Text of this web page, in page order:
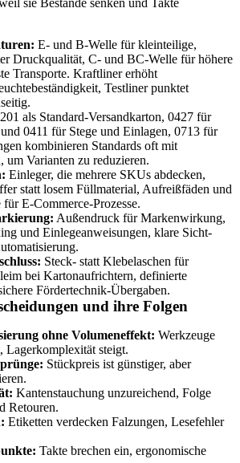
E- und B-Welle für kleinteilige,
Druckqualität, C- und BC-Welle für höhere
Transporte. Kraftliner erhöht
Testliner punktet
als Standard-Versandkarton, 0427 für
0411 für Stege und Einlagen, 0713 für
kombinieren Standards oft mit
um Varianten zu reduzieren.
Einleger, die mehrere SKUs abdecken,
statt losem Füllmaterial, Aufreißfäden und
E-Commerce-Prozesse.
Außendruck für Markenwirkung,
und Einlegeanweisungen, klare Sicht-
Steck- statt Klebelaschen für
bei Kartonaufrichtern, definierte
Fördertechnik-Übergaben.
und ihre Folgen
ohne Volumeneffekt: Werkzeuge
Lagerkomplexität steigt.
Stückpreis ist günstiger, aber
Kantenstauchung unzureichend, Folge
Retouren.
Etiketten verdecken Falzungen, Lesefehler
Takte brechen ein, ergonomische